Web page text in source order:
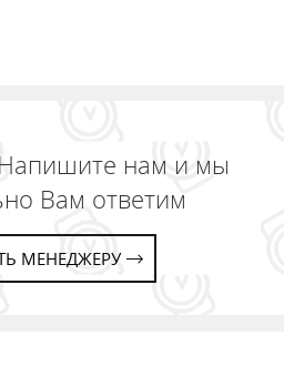
Напишите нам и мы
Вам ответим
МЕНЕДЖЕРУ